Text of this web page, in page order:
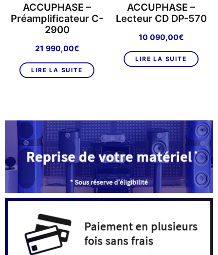
ACCUPHASE –
Préamplificateur C-
2900
21 990,00€
LIRE LA SUITE
ACCUPHASE –
Lecteur CD DP-570
10 090,00€
LIRE LA SUITE